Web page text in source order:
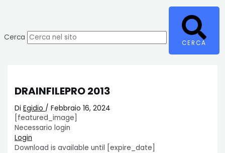
Cerca
CERCA
DRAINFILEPRO 2013
DiEgidio /Febbraio 16, 2024
[featured_image]
Necessario login
Login
Download is available until [expire_date]